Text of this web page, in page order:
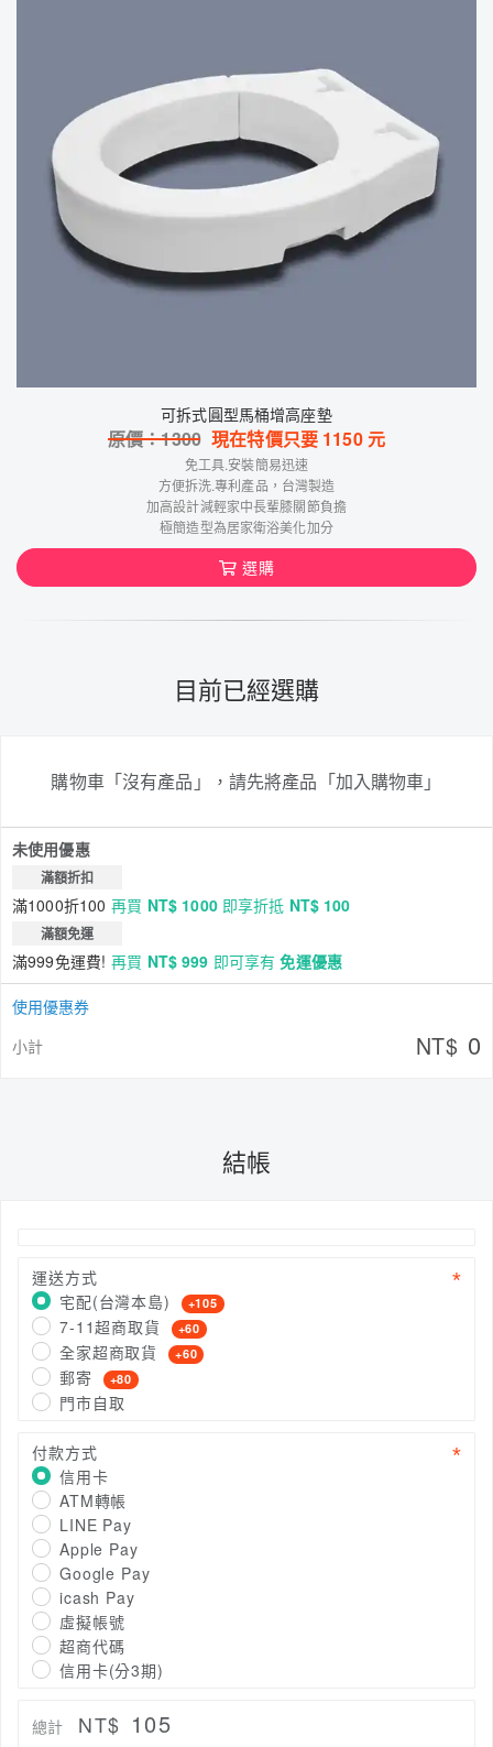
可拆式圓型馬桶增高座墊
原價：1300 現在特價只要 1150元
免工具.安裝簡易迅速
方便拆洗.專利產品，台灣製造
加高設計減輕家中長輩膝關節負擔
極簡造型為居家衛浴美化加分
選購
目前已經選購
購物車「沒有產品」，請先將產品「加入購物車」
未使用優惠
滿額折扣
滿1000折100 再買 NT$ 1000即享折抵 NT$ 100
滿額免運
滿999免運費! 再買 NT$ 999 即可享有免運優惠
使用優惠券
小計
NT$ 0
結帳
運送方式
宅配(台灣本島)
+105
7-11超商取貨 +60
全家超商取貨 +60
郵寄 +80
門市自取
付款方式
信用卡
ATM轉帳
LINE Pay
Apple Pay
Google Pay
icash Pay
虛擬帳號
超商代碼
信用卡(分3期)
總計 NT$ 105